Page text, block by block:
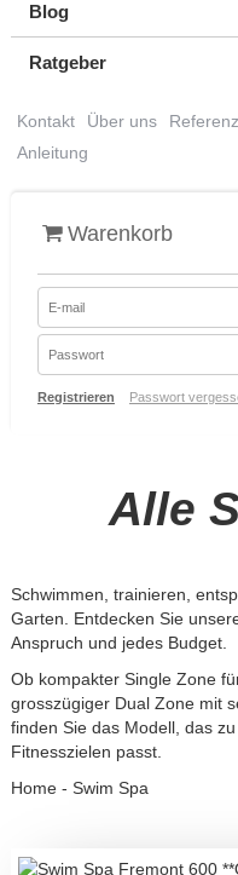
Blog
Ratgeber
Kontakt Über uns
Anleitung
Warenkorb
Registrieren Passwort
Alle
Schwimmen, trainieren,
Garten. Entdecken Sie
Anspruch und jedes Budget.
Ob kompakter Single Zone
grosszügiger Dual Zone mit
finden Sie das Modell, das
Fitnesszielen passt.
Home- Swim Spa